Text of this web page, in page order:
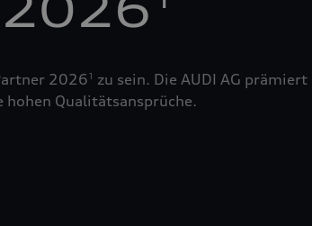
20261
zu sein. Die AUDI AG
hohen Qualitätsansprüche.